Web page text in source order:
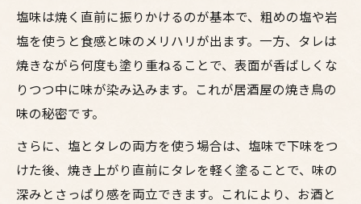
塩味は焼く直前に振りかけるのが基本で、粗めの塩や岩
塩を使うと食感と味のメリハリが出ます。一方、タレは
焼きながら何度も塗り重ねることで、表面が香ばしくな
りつつ中に味が染み込みます。これが居酒屋の焼き鳥の
味の秘密です。
さらに、塩とタレの両方を使う場合は、塩味で下味をつ
けた後、焼き上がり直前にタレを軽く塗ることで、味の
深みとさっぱり感を両立できます。これにより、お酒と